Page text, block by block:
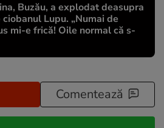
Buzău, a explodat deasupra
Lupu. „Numai de
mi-e frică! Oile normal că s-
Comentează